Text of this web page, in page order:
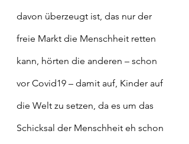
davon überzeugt ist, das nur der
freie Markt die Menschheit retten
kann, hörten die anderen – schon
vor Covid19 – damit auf, Kinder auf
die Welt zu setzen, da es um das
Schicksal der Menschheit eh schon